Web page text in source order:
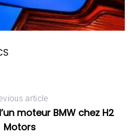
article
moteur BMW chez H2
Motors